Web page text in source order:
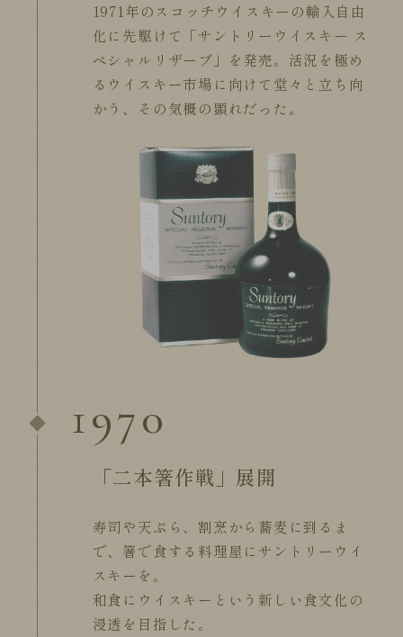
1971年のスコッチウイスキーの輸入自由
化に先駆けて 「サントリーウイスキー ス
ペシャルリザーブ」を発売。 活況を極め
るウイスキー市場に向けて堂々と立ち向
かう、
その気概の顕れだった。
1970
「二本箸作戦」展開
寿司や天ぷら、割烹から蕎麦に到るま
で、箸で食する料理屋にサントリーウイ
スキーを。
和食にウイスキーという新しい食文化の
浸透を目指した。